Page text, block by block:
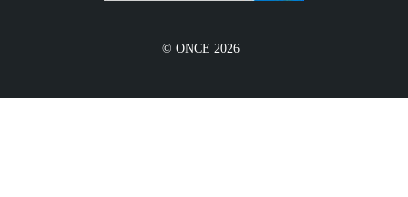
© ONCE 2026